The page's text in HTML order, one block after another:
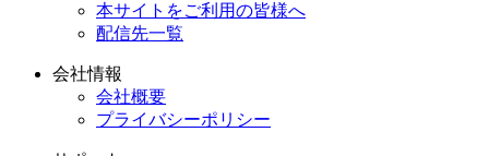
本サイトをご利用の皆様へ
配信先一覧
会社情報
会社概要
プライバシーポリシー